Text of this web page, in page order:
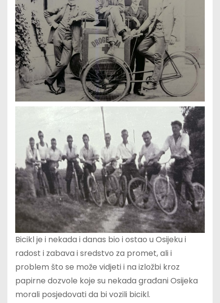
Bicikl je i nekada i danas bio i ostao u Osijeku i
radost i zabava i sredstvo za promet, ali i
problem što se može vidjeti i na izložbi kroz
papirne dozvole koje su nekada građani Osijeka
morali posjedovati da bi vozili bicikl.